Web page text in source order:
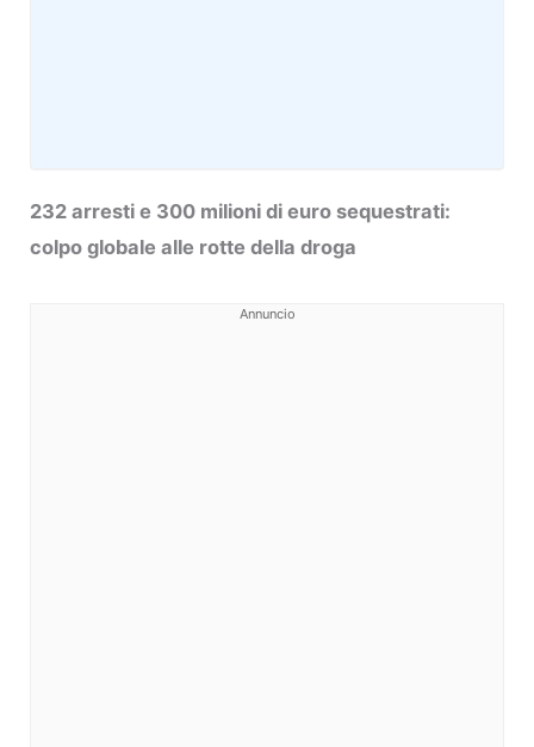
232 arresti e 300 milioni di euro sequestrati:
colpo globale alle rotte della droga
Annuncio